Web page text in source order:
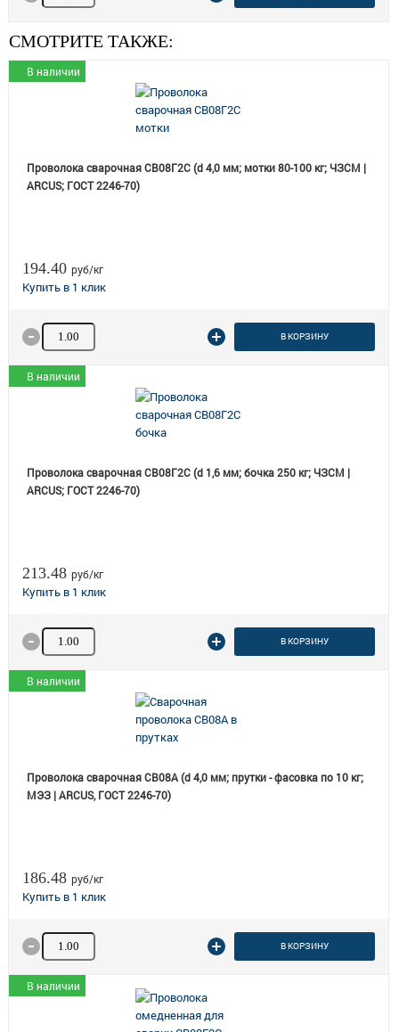
СМОТРИТЕ ТАКЖЕ:
В наличии
Проволока сварочная СВ08Г2С (d 4,0 мм; мотки 80-100 кг; ЧЗСМ |
ARCUS; ГОСТ 2246-70)
194.40 руб/кг
Количество товара В КОРЗИНУ
В наличии
Проволока сварочная СВ08Г2С (d 1,6 мм; бочка 250 кг; ЧЗСМ |
ARCUS; ГОСТ 2246-70)
213.48 руб/кг
Количество товара В КОРЗИНУ
В наличии
Проволока сварочная СВ08А (d 4,0 мм; прутки - фасовка по 10 кг;
МЭЗ | ARCUS, ГОСТ 2246-70)
186.48 руб/кг
Количество товара В КОРЗИНУ
В наличии